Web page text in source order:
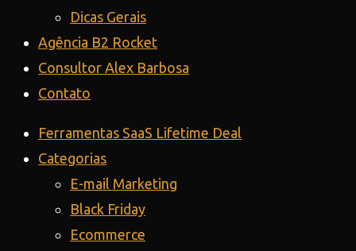
Dicas Gerais
Agência B2 Rocket
Consultor Alex Barbosa
Contato
Ferramentas SaaS Lifetime Deal
Categorias
E-mail Marketing
Black Friday
Ecommerce